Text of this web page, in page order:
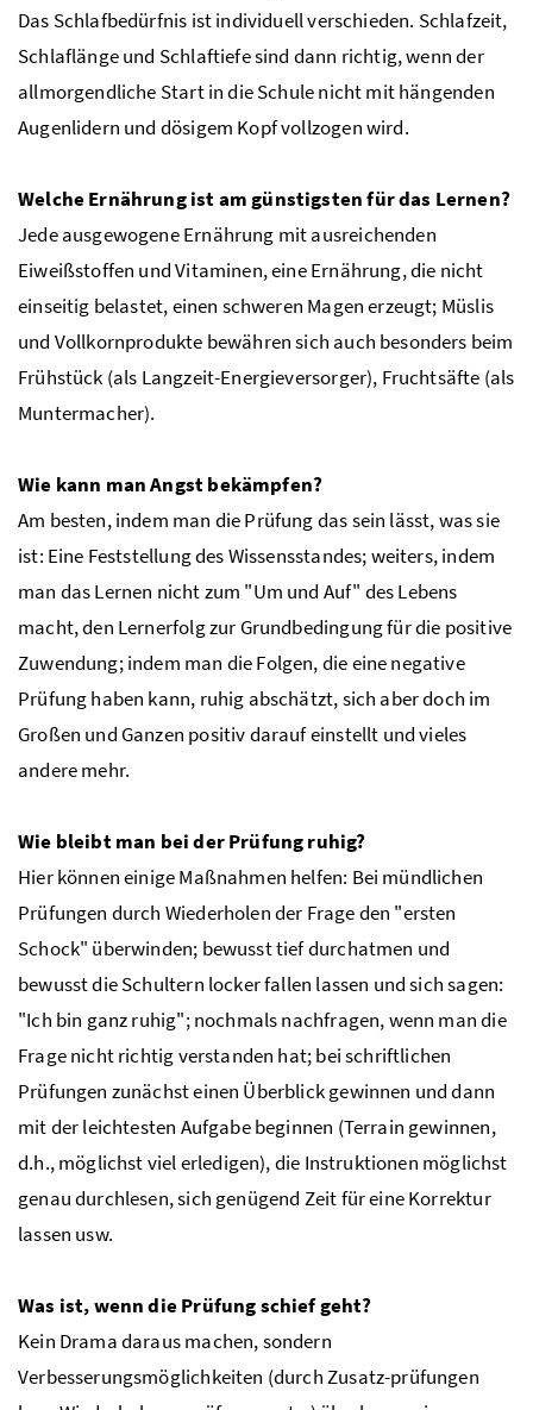
Das Schlafbedürfnis ist individuell verschieden. Schlafzeit,
Schlaflänge und Schlaftiefe sind dann richtig, wenn der
allmorgendliche Start in die Schule nicht mit hängenden
Augenlidern und dösigem Kopf vollzogen wird.
Welche Ernährung ist am günstigsten für das Lernen?
Jede ausgewogene Ernährung mit ausreichenden
Eiweißstoffen und Vitaminen, eine Ernährung, die nicht
einseitig belastet, einen schweren Magen erzeugt; Müslis
und Vollkornprodukte bewähren sich auch besonders beim
Frühstück (als Langzeit-Energieversorger), Fruchtsäfte (als
Muntermacher).
Wie kann man Angst bekämpfen?
Am besten, indem man die Prüfung das sein lässt, was sie
ist: Eine Feststellung des Wissensstandes; weiters, indem
man das Lernen nicht zum "Um und Auf" des Lebens
macht, den Lernerfolg zur Grundbedingung für die positive
Zuwendung; indem man die Folgen, die eine negative
Prüfung haben kann, ruhig abschätzt, sich aber doch im
Großen und Ganzen positiv darauf einstellt und vieles
andere mehr.
Wie bleibt man bei der Prüfung ruhig?
Hier können einige Maßnahmen helfen: Bei mündlichen
Prüfungen durch Wiederholen der Frage den "ersten
Schock" überwinden; bewusst tief durchatmen und
bewusst die Schultern locker fallen lassen und sich sagen:
"Ich bin ganz ruhig"; nochmals nachfragen, wenn man die
Frage nicht richtig verstanden hat; bei schriftlichen
Prüfungen zunächst einen Überblick gewinnen und dann
mit der leichtesten Aufgabe beginnen (Terrain gewinnen,
d.h., möglichst viel erledigen), die Instruktionen möglichst
genau durchlesen, sich genügend Zeit für eine Korrektur
lassen usw.
Was ist, wenn die Prüfung schief geht?
Kein Drama daraus machen, sondern
Verbesserungsmöglichkeiten (durch Zusatz-prüfungen